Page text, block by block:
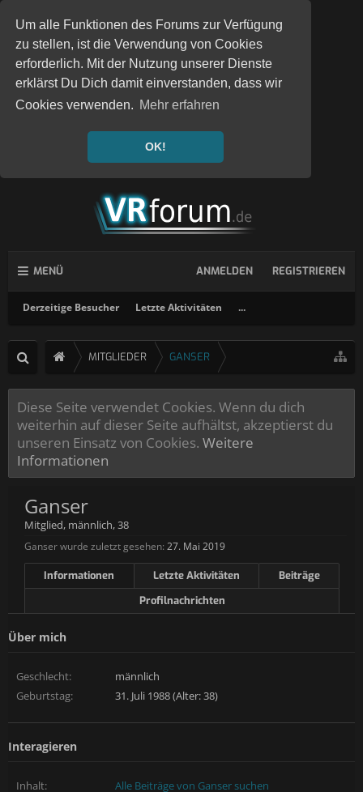
Um alle Funktionen des Forums zur Verfügung
zu stellen, ist die Verwendung von Cookies
erforderlich. Mit der Nutzung unserer Dienste
erklärst Du Dich damit einverstanden, dass wir
Cookies verwenden. Mehr erfahren
OK!
MENÜ
Derzeitige Besucher Letzte Aktivitäten ...
ANMELDEN REGISTRIEREN
MITGLIEDER GANSER
Diese Seite verwendet Cookies. Wenn du dich
weiterhin auf dieser Seite aufhältst, akzeptierst du
unseren Einsatz von Cookies. Weitere
Informationen
Ganser
Mitglied, männlich, 38
Ganser wurde zuletzt gesehen: 27. Mai 2019
Informationen Letzte Aktivitäten
Beiträge
Profilnachrichten
Über mich
Geschlecht:
männlich
Geburtstag:
31. Juli 1988 (Alter: 38)
Interagieren
Inhalt:
Alle Beiträge von Ganser suchen